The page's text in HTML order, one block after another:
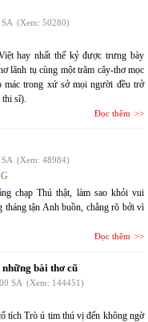
(Xem: 50280)
hay nhất thế kỷ được trưng bày
lãnh tụ cùng một trăm cây-thơ mọc
trong xứ sở mọi người đều trở
thi sĩ).
Đọc thêm
(Xem: 48984)
chạp Thú thật, làm sao khỏi vui
tháng tận Anh buồn, chẳng rõ bởi vì
Đọc thêm
bài thơ cũ
SA (Xem: 144451)
tích Trò ú tim thú vị đến không ngờ